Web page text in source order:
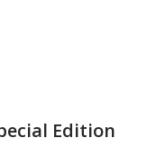
Edition